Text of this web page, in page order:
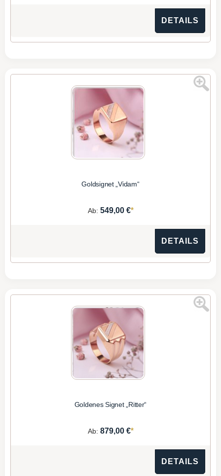
DETAILS
Goldsignet „Vidam“
Ab: 549,00 €*
DETAILS
Goldenes Signet „Ritter“
Ab: 879,00 €*
DETAILS